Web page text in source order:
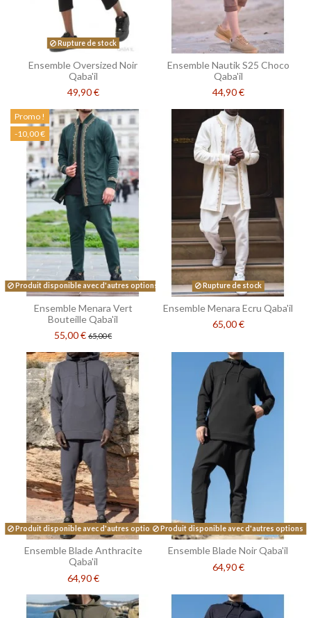
Rupture de stock
Ensemble Oversized Noir
Qaba'il
49,90 €
Ensemble Nautik S25 Choco
Qaba'il
44,90 €
Promo !
-10,00 €
Produit disponible avec d'autres options
Ensemble Menara Vert
Bouteille Qaba'il
55,00 € 65,00 €
Rupture de stock
Ensemble Menara Ecru Qaba'il
65,00 €
Produit disponible avec d'autres options
Ensemble Blade Anthracite
Qaba'il
64,90 €
Produit disponible avec d'autres options
Ensemble Blade Noir Qaba'il
64,90 €